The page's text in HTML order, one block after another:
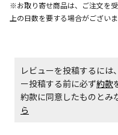
※お取り寄せ商品は、ご注文を
上の日数を要する場合がございま
レビューを投稿するには
ー投稿する前に必ず約款
約款に同意したものと
ら